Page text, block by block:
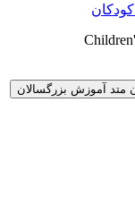
متد آموزش بزرگسالان